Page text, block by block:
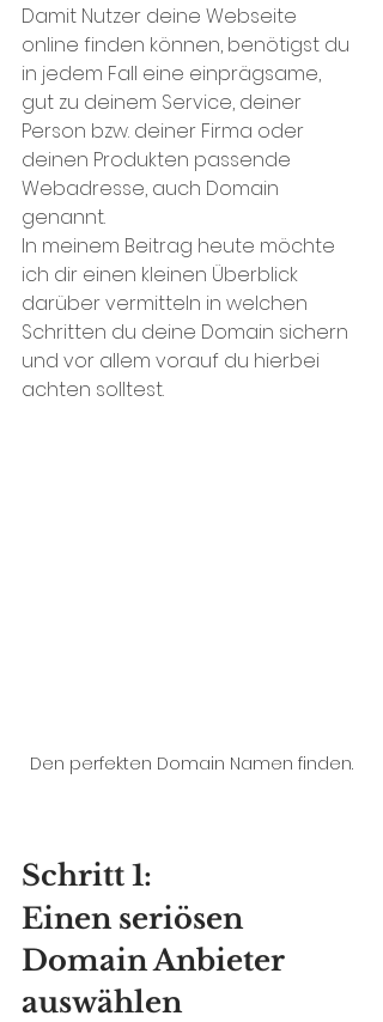
Damit Nutzer deine Webseite
online finden können, benötigst du
in jedem Fall eine einprägsame,
gut zu deinem Service, deiner
Person bzw. deiner Firma oder
deinen Produkten passende
Webadresse, auch Domain
genannt.
In meinem Beitrag heute möchte
ich dir einen kleinen Überblick
darüber vermitteln in welchen
Schritten du deine Domain sichern
und vor allem vorauf du hierbei
achten solltest.
Den perfekten Domain Namen finden.
Schritt 1:
Einen seriösen
Domain Anbieter
auswählen